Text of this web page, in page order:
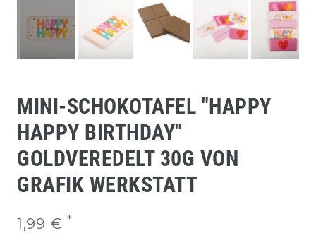
MINI-SCHOKOTAFEL "HAPPY
HAPPY BIRTHDAY"
GOLDVEREDELT 30G VON
GRAFIK WERKSTATT
1,99 € *